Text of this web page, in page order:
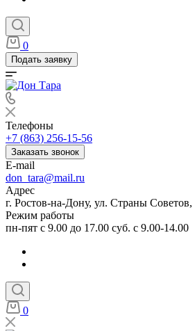
0
Подать заявку
Телефоны
+7 (863) 256-15-56
Заказать звонок
E-mail
don_tara@mail.ru
Адрес
г. Ростов-на-Дону, ул. Страны Советов,
Режим работы
пн-пят с 9.00 до 17.00 суб. с 9.00-14.00
0